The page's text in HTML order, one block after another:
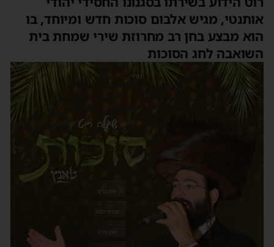
אותנטי, מגיש אלבום סוכות חדש ומיוחד, בו
הוא מבצע בחן רב מחרוזת שירי שמחת בית
השואבה לחג הסוכות